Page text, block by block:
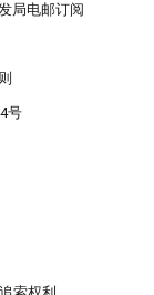
局电邮订阅
号